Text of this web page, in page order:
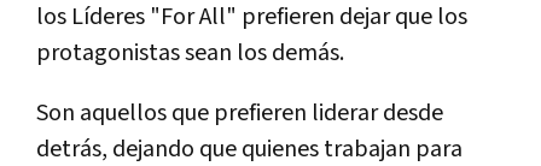
los Líderes "For All" prefieren dejar que los
protagonistas sean los demás.
Son aquellos que prefieren liderar desde
detrás, dejando que quienes trabajan para